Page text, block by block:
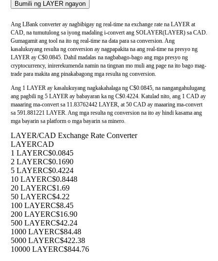
Bumili ng LAYER ngayon
Ang LBank converter ay nagbibigay ng real-time na exchange rate na LAYER at
CAD, na tumutulong sa iyong madaling i-convert ang SOLAYER(LAYER) sa CAD.
Gumagamit ang tool na ito ng real-time na data para sa conversion. Ang
kasalukuyang resulta ng conversion ay nagpapakita na ang real-time na presyo ng
LAYER ay C$0.0845. Dahil madalas na nagbabago-bago ang mga presyo ng
cryptocurrency, inirerekumenda namin na tingnan mo muli ang page na ito bago mag-
trade para makita ang pinakabagong mga resulta ng conversion.
Ang 1 LAYER ay kasalukuyang nagkakahalaga ng C$0.0845, na nangangahulugang
ang pagbili ng 5 LAYER ay babayaran ka ng C$0.4224. Katulad nito, ang 1 CAD ay
maaaring ma-convert sa 11.83762442 LAYER, at 50 CAD ay maaaring ma-convert
sa 591.881221 LAYER. Ang mga resulta ng conversion na ito ay hindi kasama ang
mga bayarin sa platform o mga bayarin sa minero.
LAYER/CAD Exchange Rate Converter
LAYERCAD
1 LAYERC$0.0845
2 LAYERC$0.1690
5 LAYERC$0.4224
10 LAYERC$0.8448
20 LAYERC$1.69
50 LAYERC$4.22
100 LAYERC$8.45
200 LAYERC$16.90
500 LAYERC$42.24
1000 LAYERC$84.48
5000 LAYERC$422.38
10000 LAYERC$844.76